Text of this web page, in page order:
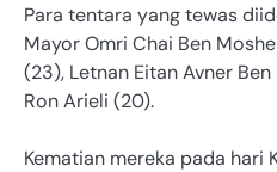
Para tentara yang tewas
Mayor Omri Chai Ben
(23), Letnan Eitan Avner
Ron Arieli (20).
Kematian mereka pada hari